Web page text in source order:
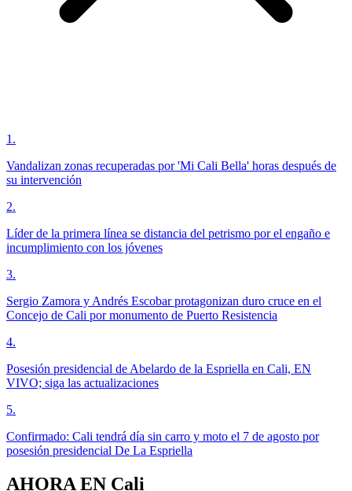
1 .
Vandalizan zonas recuperadas por 'Mi Cali Bella' horas después de
su intervención
2.
Líder de la primera línea se distancia del petrismo por el engaño e
incumplimiento con los jóvenes
3.
Sergio Zamora y Andrés Escobar protagonizan duro cruce en el
Concejo de Cali por monumento de Puerto Resistencia
4.
Posesión presidencial de Abelardo de la Espriella en Cali, EN
VIVO; siga las actualizaciones
5.
Confirmado: Cali tendrá día sin carro y moto el 7 de agosto por
posesión presidencial De La Espriella
AHORA EN Cali